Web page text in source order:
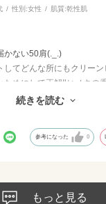
性別:女性 肌質:乾性肌
かない50肩(._.)
してどんな所にもクリー
ためにして正解‼︎ヒノキの
はカビの元になりそう…と
続きを読む
参考になった 0
もっと見る